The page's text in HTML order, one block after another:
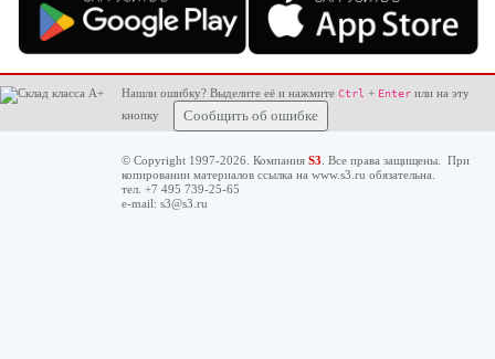
Нашли ошибку? Выделите её и нажмите Ctrl + Enter или на эту
кнопку
Сообщить об ошибке
© Copyright 1997-2026. Компания S3 . Все права защищены. При
копировании материалов ссылка на www.s3.ru обязательна.
тел. +7 495 739-25-65
e-mail: s3@s3.ru